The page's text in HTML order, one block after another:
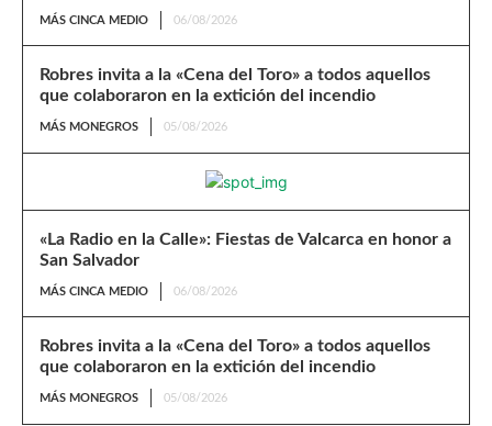
MÁS CINCA MEDIO 06/08/2026
Robres invita a la «Cena del Toro» a todos aquellos
que colaboraron en la extición del incendio
MÁS MONEGROS 05/08/2026
«La Radio en la Calle»: Fiestas de Valcarca en honor a
San Salvador
MÁS CINCA MEDIO 06/08/2026
Robres invita a la «Cena del Toro» a todos aquellos
que colaboraron en la extición del incendio
MÁS MONEGROS 05/08/2026